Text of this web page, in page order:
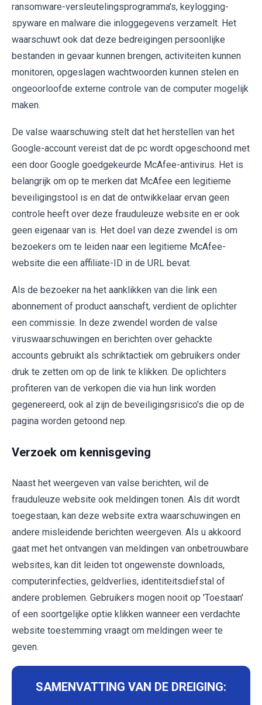
ransomware-versleutelingsprogramma's, keylogging-
spyware en malware die inloggegevens verzamelt. Het
waarschuwt ook dat deze bedreigingen persoonlijke
bestanden in gevaar kunnen brengen, activiteiten kunnen
monitoren, opgeslagen wachtwoorden kunnen stelen en
ongeoorloofde externe controle van de computer mogelijk
maken.
De valse waarschuwing stelt dat het herstellen van het
Google-account vereist dat de pc wordt opgeschoond met
een door Google goedgekeurde McAfee-antivirus. Het is
belangrijk om op te merken dat McAfee een legitieme
beveiligingstool is en dat de ontwikkelaar ervan geen
controle heeft over deze frauduleuze website en er ook
geen eigenaar van is. Het doel van deze zwendel is om
bezoekers om te leiden naar een legitieme McAfee-
website die een affiliate-ID in de URL bevat.
Als de bezoeker na het aanklikken van die link een
abonnement of product aanschaft, verdient de oplichter
een commissie. In deze zwendel worden de valse
viruswaarschuwingen en berichten over gehackte
accounts gebruikt als schriktactiek om gebruikers onder
druk te zetten om op de link te klikken. De oplichters
profiteren van de verkopen die via hun link worden
gegenereerd, ook al zijn de beveiligingsrisico's die op de
pagina worden getoond nep.
Verzoek om kennisgeving
Naast het weergeven van valse berichten, wil de
frauduleuze website ook meldingen tonen. Als dit wordt
toegestaan, kan deze website extra waarschuwingen en
andere misleidende berichten weergeven. Als u akkoord
gaat met het ontvangen van meldingen van onbetrouwbare
websites, kan dit leiden tot ongewenste downloads,
computerinfecties, geldverlies, identiteitsdiefstal of
andere problemen. Gebruikers mogen nooit op 'Toestaan'
of een soortgelijke optie klikken wanneer een verdachte
website toestemming vraagt om meldingen weer te
geven.
SAMENVATTING VAN DE DREIGING: